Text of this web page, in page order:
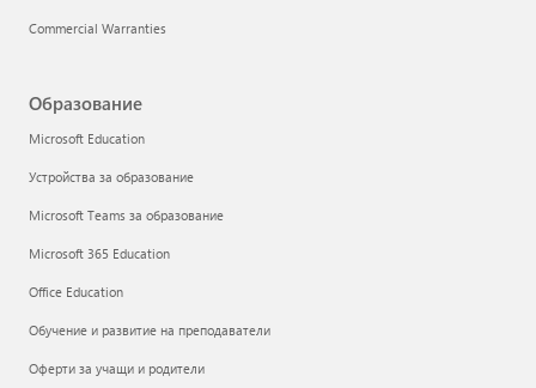
Commercial Warranties
Образование
Microsoft Education
Устройства за образование
Microsoft Teams за образование
Microsoft 365 Education
Office Education
Обучение и развитие на преподаватели
Оферти за учащи и родители